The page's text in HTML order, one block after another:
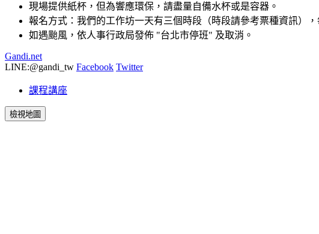
現場提供紙杯，但為響應環保，請盡量自備水杯或是容器。
報名方式：我們的工作坊一天有三個時段（時段請參考票種資訊）
如遇颱風，依人事行政局發佈 "台北市停班" 及取消。
Gandi.net
LINE:@gandi_tw Facebook Twitter
課程講座
檢視地圖